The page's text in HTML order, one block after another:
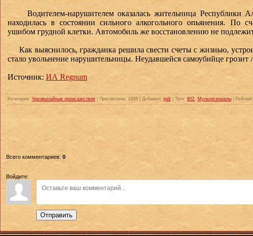
Водителем-нарушителем оказалась жительница Республики
находилась в состоянии сильного алкогольного опьянения. По
ушибом грудной клетки. Автомобиль же восстановлению не
Как выяснилось, гражданка решила свести счеты с жизнью,
стало увольнение нарушительницы. Неудавшейся самоубийце грозит
Источник: ИА Regnum
Категория: Чрезвычайные происшествия Просмотров: 1998 | Добавил: galt Теги: 802, Мультисериалы Рейтинг
Всего комментариев: 0
Войдите:
Отправить